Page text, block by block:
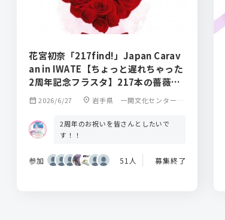
花宮初奈「217find!」Japan Carav
an in IWATE【ちょっと遅れちゃった
2周年記念フラスタ】217本の薔薇の
フラワースタンド企画
calendar_month 2026/6/27 location_on 岩手県 一関文化センター
2周年のお祝いを皆さんとしたいで
す！！
参加 51人 募集終了